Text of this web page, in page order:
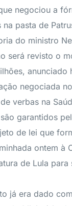
negociou a
pasta de
do ministro
será revisto o
anunciado
negociada
verbas na
garantidos
de lei que
ontem à
de Lula para
já era dado